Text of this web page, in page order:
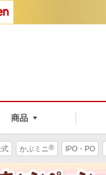
商品
式 かぶミニ® IPO・PO